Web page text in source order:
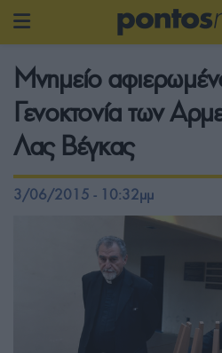
Μνημείο
Γενοκτονία των
Λας Βέγκας
3/06/2015 - 10:32μμ